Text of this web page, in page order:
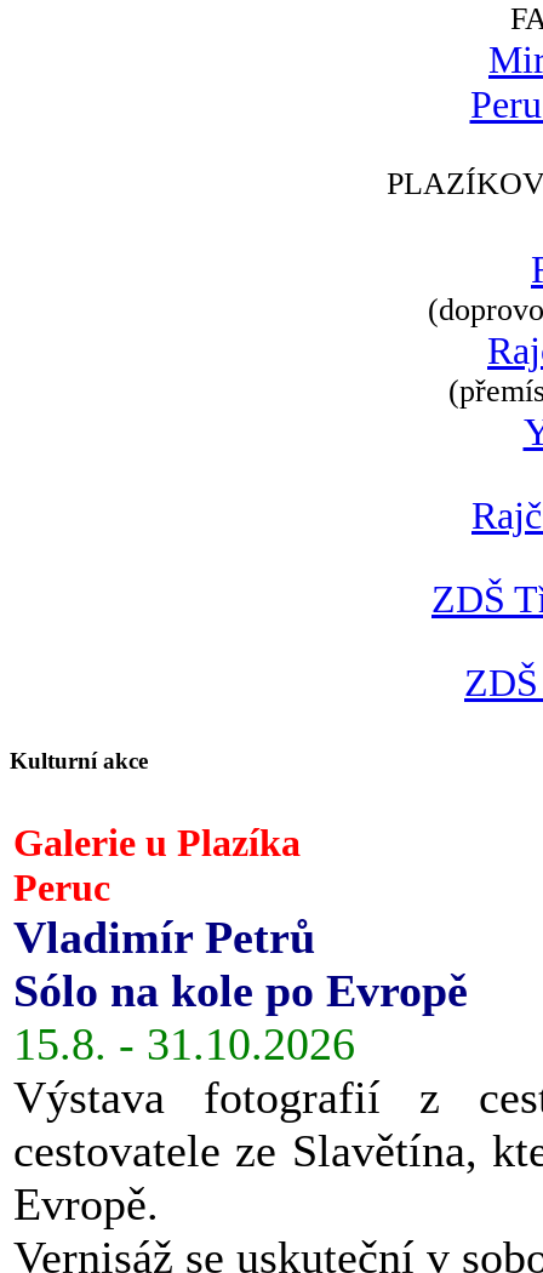
ZDŠ
Kulturní akce
Galerie u Plazíka
Peruc
Vladimír Petrů
Sólo na kole po Evropě
15.8. - 31.10.2026
Výstava fotografií z
cestovatele ze Slavětína,
Evropě.
Vernisáž se uskuteční v